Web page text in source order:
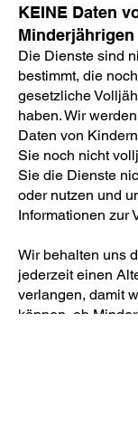
KEINE Daten
Minderjährigen
Die Dienste sind
bestimmt, die
gesetzliche
haben. Wir
Daten von
Sie noch nicht
Sie die Dienste
oder nutzen und
Informationen zur
Wir behalten uns
jederzeit einen
verlangen, damit
können, ob